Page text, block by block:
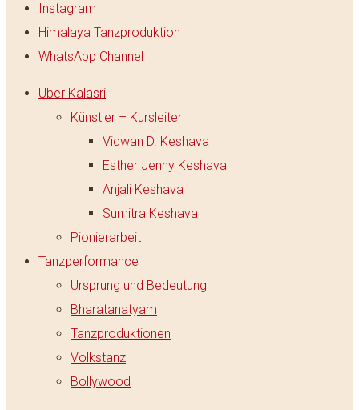
Instagram
Himalaya Tanzproduktion
WhatsApp Channel
Über Kalasri
Künstler – Kursleiter
Vidwan D. Keshava
Esther Jenny Keshava
Anjali Keshava
Sumitra Keshava
Pionierarbeit
Tanzperformance
Ursprung und Bedeutung
Bharatanatyam
Tanzproduktionen
Volkstanz
Bollywood